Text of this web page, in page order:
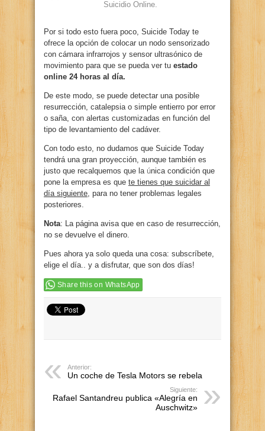
Suicidio Online.
Por si todo esto fuera poco, Suicide Today te
ofrece la opción de colocar un nodo sensorizado
con cámara infrarrojos y sensor ultrasónico de
movimiento para que se pueda ver tu estado
online 24 horas al día.
De este modo, se puede detectar una posible
resurrección, catalepsia o simple entierro por error
o saña, con alertas customizadas en función del
tipo de levantamiento del cadáver.
Con todo esto, no dudamos que Suicide Today
tendrá una gran proyección, aunque también es
justo que recalquemos que la única condición que
pone la empresa es que te tienes que suicidar al
día siguiente, para no tener problemas legales
posteriores.
Nota: La página avisa que en caso de resurrección,
no se devuelve el dinero.
Pues ahora ya solo queda una cosa: subscríbete,
elige el día.. y a disfrutar, que son dos días!
Share this on WhatsApp
Anterior:
Un coche de Tesla Motors se rebela
Siguiente:
Rafael Santandreu publica «Alegría en
Auschwitz»